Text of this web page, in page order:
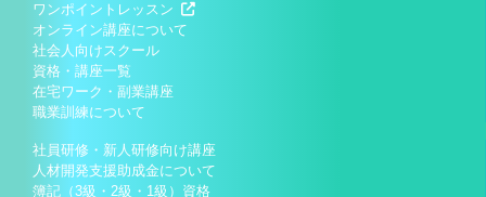
ワンポイントレッスン
オンライン講座について
社会人向けスクール
資格・講座一覧
在宅ワーク・副業講座
職業訓練について
社員研修・新人研修向け講座
人材開発支援助成金について
簿記（3級・2級・1級）資格